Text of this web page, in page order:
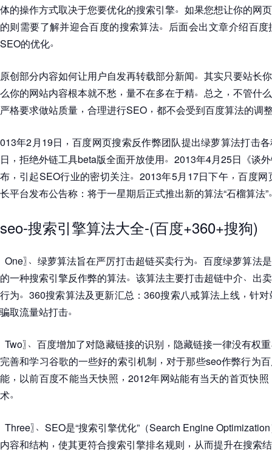
体的操作方式取决于您要优化的搜索引擎。 如果您想让你的网
的则需要了解并迎合百度的搜索算法。 后面会出文章介绍百
SEO的优化。
原创部分内容如何让用户自发再转载部分新闻。 其实只要站长
么你的网站内容根本就不愁 ， 量不在多在于精。 总之 ， 不管什
严格要求做站质量 ， 合理进行SEO ， 都不会受到百度算法的调
013年2月19日 ， 百度网页搜索反作弊团队提出绿萝算法打击
日 ， 拒绝外链工具beta版全面开放使用。 2013年4月25日 《谈
布 ， 引起SEO行业的密切关注。 2013年5月17日下午 ， 百度网
长平台发布公告称 ： 将于一星期后正式推出新的算法“石榴算法”
seo-搜索引擎算法大全-(百度+360+搜狗)
One〗、 绿萝算法旨在严厉打击超链买卖行为。 百度绿萝算法
的一种搜索引擎反作弊的算法。 该算法主要打击超链中介、 出
行为。 360搜索算法及更新汇总 ： 360搜索八戒算法上线 ， 针对
骗取流量站打击。
Two〗、 百度增加了对隐藏链接的识别 ， 隐藏链接一律没有权重
完善和学习谷歌的一些好的索引机制 ， 对于那些seo作弊行为
能 ， 以前百度不能当天快照 ， 2012年网站能有当天的首页快照
术。
Three〗、 SEO是“搜索引擎优化” （Search Engine Optimization
内容和结构 ， 使其更符合搜索引擎排名规则 ， 从而提升在搜索